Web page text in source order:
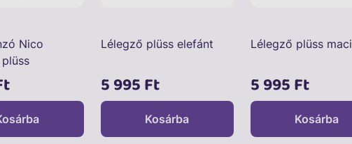
Nico
Lélegző plüss elefánt
5 995 Ft
Kosárba
Lélegző plüss maci
5 995 Ft
Kosárba